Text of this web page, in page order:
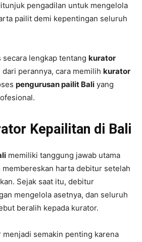
pengadilan untuk mengelola
pailit demi kepentingan seluruh
lengkap tentang kurator
dari perannya, cara memilih kurator
pengurusan pailit Bali yang
Kepailitan di Bali
memiliki tanggung jawab utama
membereskan harta debitur setelah
Sejak saat itu, debitur
mengelola asetnya, dan seluruh
beralih kepada kurator.
menjadi semakin penting karena